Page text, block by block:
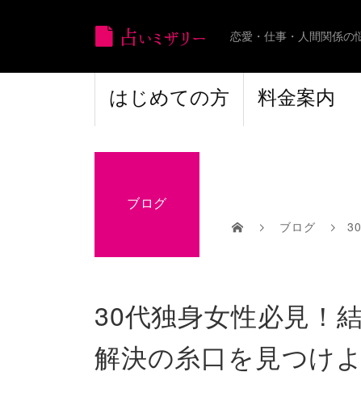
恋愛・仕事・人間関係の
はじめての方 料金案内
ブログ
ブログ
30代独身女性必見！
解決の糸口を見つけよ